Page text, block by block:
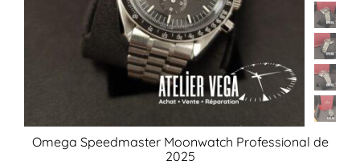
Omega Speedmaster Moonwatch Professional de
2025